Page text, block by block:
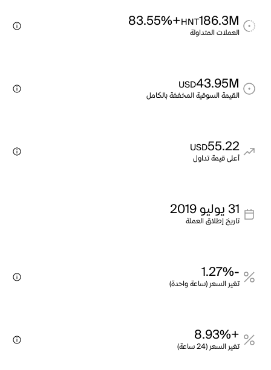
186.3M
HNT
+83.55%
العملات المتداولة
43.95M
USD
القيمة السوقية المخففة بالكامل
55.22
USD
أعلى قيمة تداول
31 يوليو 2019
تاريخ إطلاق العملة
-1.27%
تغير السعر (ساعة واحدة)
+8.93%
تغير السعر (24 ساعة)